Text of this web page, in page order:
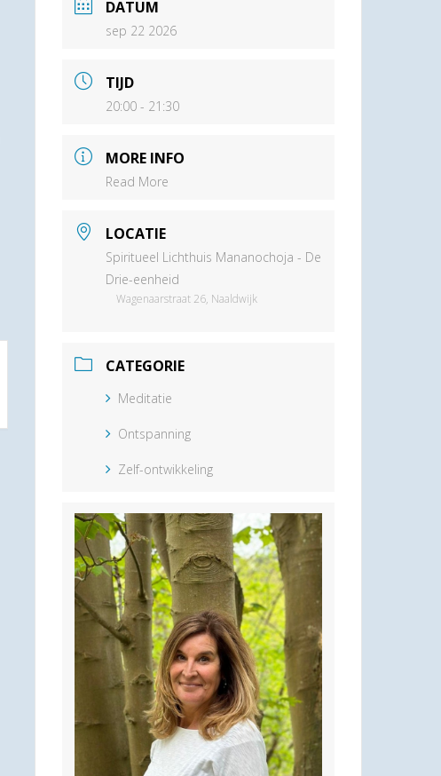
DATUM
sep 22 2026
TIJD
20:00 - 21:30
MORE INFO
Read More
LOCATIE
Spiritueel Lichthuis Mananochoja - De
Drie-eenheid
Wagenaarstraat 26, Naaldwijk
CATEGORIE
Meditatie
Ontspanning
Zelf-ontwikkeling